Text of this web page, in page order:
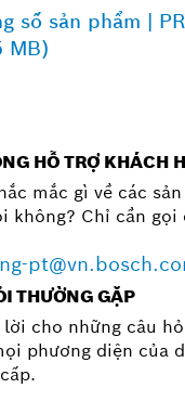
số sản phẩm |
MB)
HỖ TRỢ KHÁCH
mắc gì về các
không? Chỉ cần
THƯỜNG GẶP
cho những câu
phương diện của